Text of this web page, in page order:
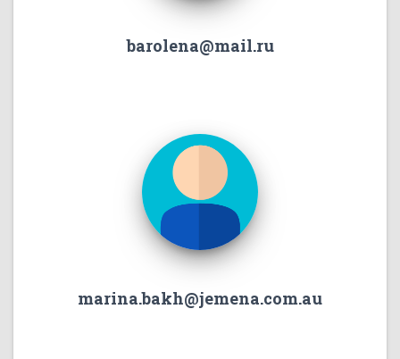
barolena@mail.ru
marina.bakh@jemena.com.au